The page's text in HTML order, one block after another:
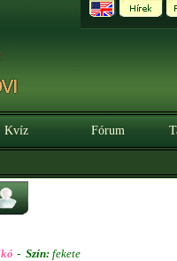
Kvíz Fórum
- Szín: fekete